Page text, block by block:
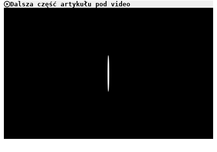
Dalsza część artykułu pod video